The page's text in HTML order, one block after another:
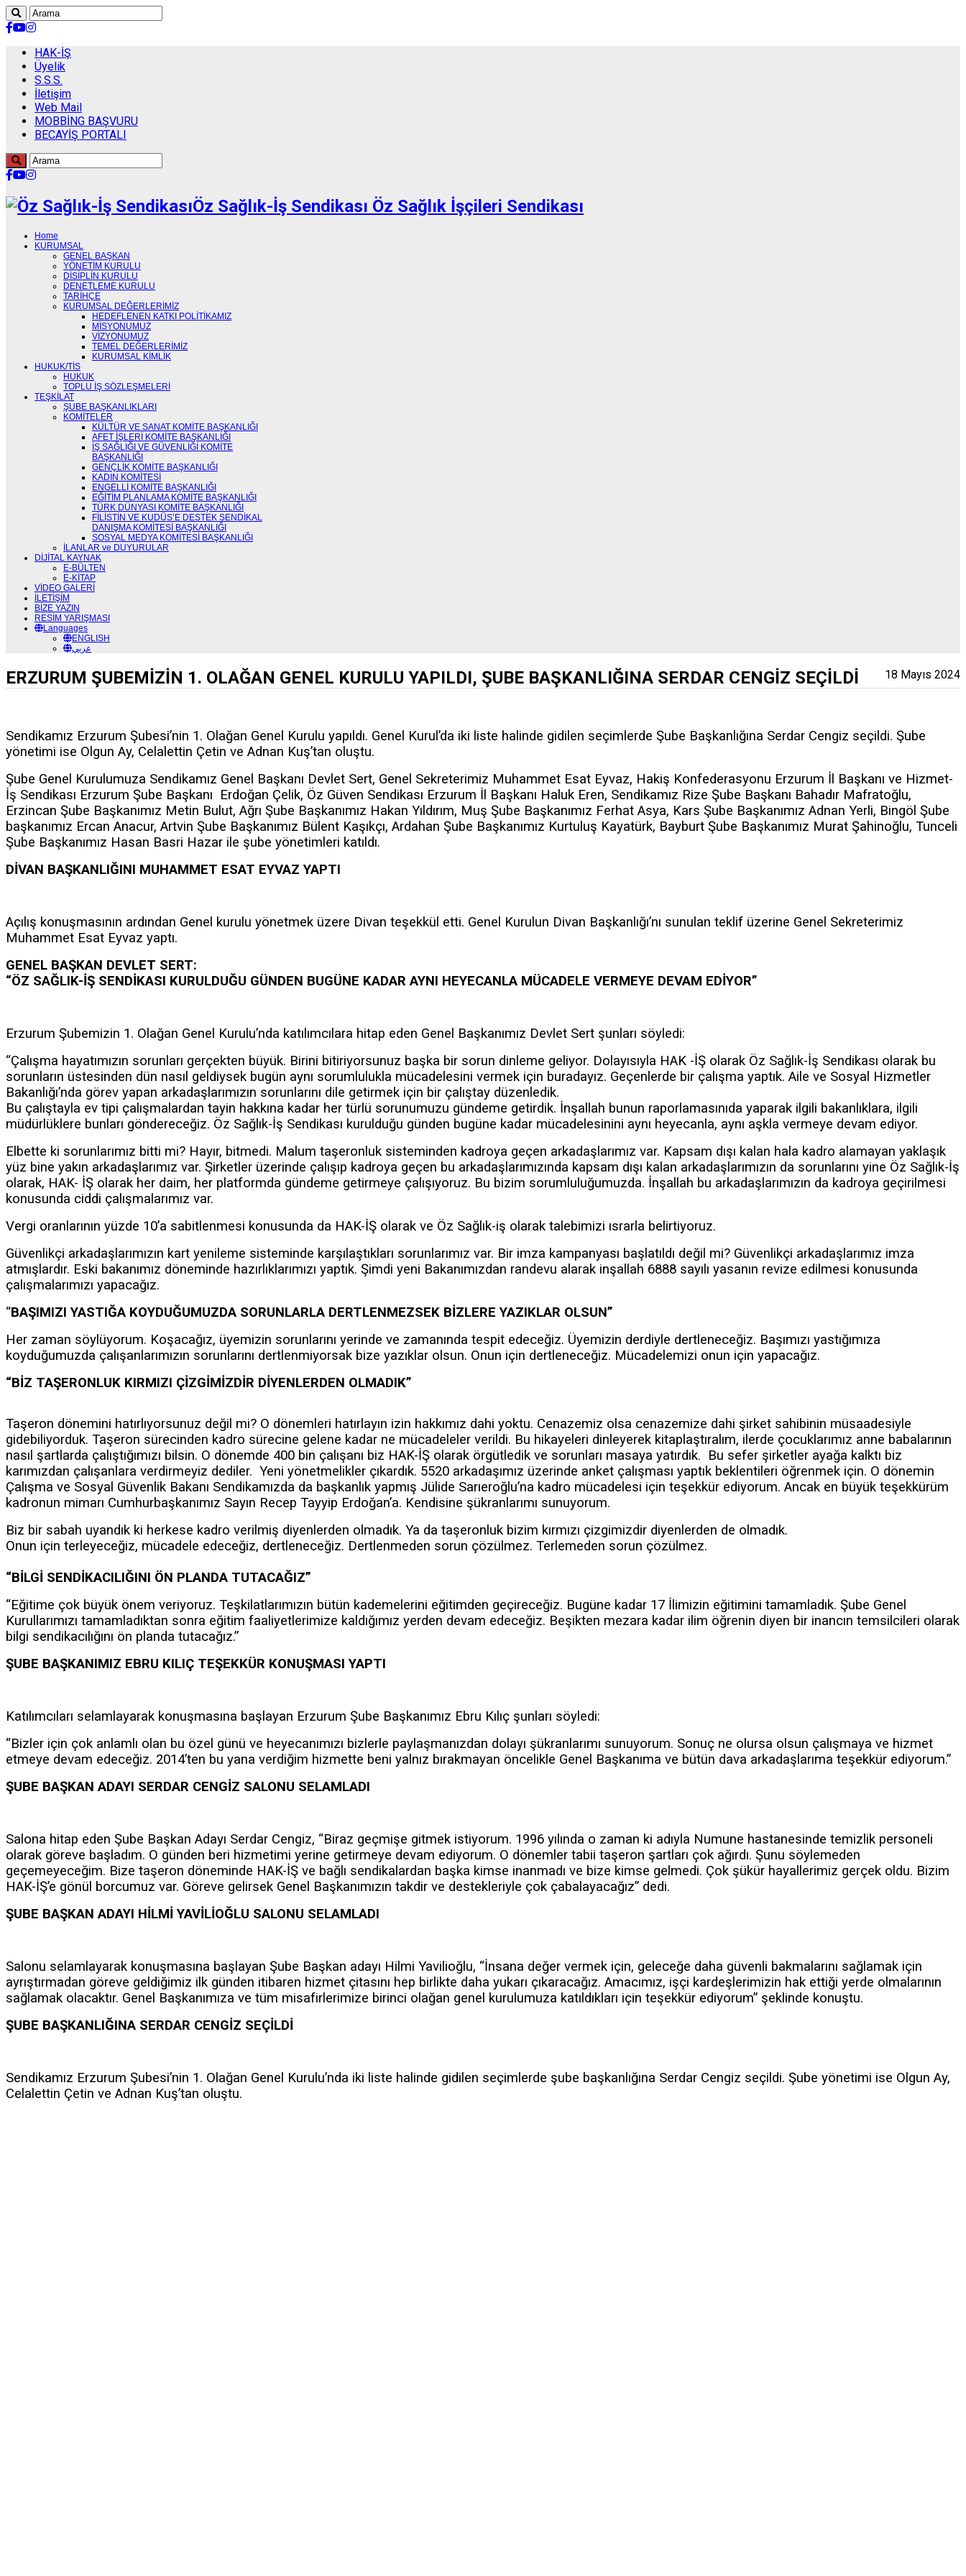
HAK-İŞ
Üyelik
S.S.S.
İletişim
Web Mail
MOBBİNG BAŞVURU
BECAYİŞ PORTALI
Öz Sağlık-İş Sendikası Öz Sağlık İşçileri Sendikası
Home
KURUMSAL
GENEL BAŞKAN
YÖNETİM KURULU
DİSİPLİN KURULU
DENETLEME KURULU
TARİHÇE
KURUMSAL DEĞERLERİMİZ
HEDEFLENEN KATKI POLİTİKAMIZ
MİSYONUMUZ
VİZYONUMUZ
TEMEL DEĞERLERİMİZ
KURUMSAL KİMLİK
HUKUK/TİS
HUKUK
TOPLU İŞ SÖZLEŞMELERİ
TEŞKİLAT
ŞUBE BAŞKANLIKLARI
KOMİTELER
KÜLTÜR VE SANAT KOMİTE BAŞKANLIĞI
AFET İŞLERİ KOMİTE BAŞKANLIĞI
İŞ SAĞLIĞI VE GÜVENLİĞİ KOMİTE
BAŞKANLIĞI
GENÇLİK KOMİTE BAŞKANLIĞI
KADIN KOMİTESİ
ENGELLİ KOMİTE BAŞKANLIĞI
EĞİTİM PLANLAMA KOMİTE BAŞKANLIĞI
TÜRK DÜNYASI KOMİTE BAŞKANLIĞI
FİLİSTİN VE KUDÜS’E DESTEK SENDİKAL
DANIŞMA KOMİTESİ BAŞKANLIĞI
SOSYAL MEDYA KOMİTESİ BAŞKANLIĞI
İLANLAR ve DUYURULAR
DİJİTAL KAYNAK
E-BÜLTEN
E-KİTAP
VİDEO GALERİ
İLETİŞİM
BİZE YAZIN
RESİM YARIŞMASI
Languages
ENGLISH
عربي
18 Mayıs 2024
ERZURUM ŞUBEMİZİN 1. OLAĞAN GENEL KURULU YAPILDI, ŞUBE BAŞKANLIĞINA SERDAR CENGİZ SEÇİLDİ
Sendikamız Erzurum Şubesi’nin 1. Olağan Genel Kurulu yapıldı. Genel Kurul’da iki liste halinde gidilen seçimlerde Şube Başkanlığına Serdar Cengiz seçildi. Şube
yönetimi ise Olgun Ay, Celalettin Çetin ve Adnan Kuş’tan oluştu.
Şube Genel Kurulumuza Sendikamız Genel Başkanı Devlet Sert, Genel Sekreterimiz Muhammet Esat Eyvaz, Hakiş Konfederasyonu Erzurum İl Başkanı ve Hizmet-
İş Sendikası Erzurum Şube Başkanı Erdoğan Çelik, Öz Güven Sendikası Erzurum İl Başkanı Haluk Eren, Sendikamız Rize Şube Başkanı Bahadır Mafratoğlu,
Erzincan Şube Başkanımız Metin Bulut, Ağrı Şube Başkanımız Hakan Yıldırım, Muş Şube Başkanımız Ferhat Asya, Kars Şube Başkanımız Adnan Yerli, Bingöl Şube
başkanımız Ercan Anacur, Artvin Şube Başkanımız Bülent Kaşıkçı, Ardahan Şube Başkanımız Kurtuluş Kayatürk, Bayburt Şube Başkanımız Murat Şahinoğlu, Tunceli
Şube Başkanımız Hasan Basri Hazar ile şube yönetimleri katıldı.
DİVAN BAŞKANLIĞINI MUHAMMET ESAT EYVAZ YAPTI
Açılış konuşmasının ardından Genel kurulu yönetmek üzere Divan teşekkül etti. Genel Kurulun Divan Başkanlığı’nı sunulan teklif üzerine Genel Sekreterimiz
Muhammet Esat Eyvaz yaptı.
GENEL BAŞKAN DEVLET SERT:
“ÖZ SAĞLIK-İŞ SENDİKASI KURULDUĞU GÜNDEN BUGÜNE KADAR AYNI HEYECANLA MÜCADELE VERMEYE DEVAM EDİYOR”
Erzurum Şubemizin 1. Olağan Genel Kurulu’nda katılımcılara hitap eden Genel Başkanımız Devlet Sert şunları söyledi:
“Çalışma hayatımızın sorunları gerçekten büyük. Birini bitiriyorsunuz başka bir sorun dinleme geliyor. Dolayısıyla HAK -İŞ olarak Öz Sağlık-İş Sendikası olarak bu
sorunların üstesinden dün nasıl geldiysek bugün aynı sorumlulukla mücadelesini vermek için buradayız. Geçenlerde bir çalışma yaptık. Aile ve Sosyal Hizmetler
Bakanlığı’nda görev yapan arkadaşlarımızın sorunlarını dile getirmek için bir çalıştay düzenledik.
Bu çalıştayla ev tipi çalışmalardan tayin hakkına kadar her türlü sorunumuzu gündeme getirdik. İnşallah bunun raporlamasınıda yaparak ilgili bakanlıklara, ilgili
müdürlüklere bunları göndereceğiz. Öz Sağlık-İş Sendikası kurulduğu günden bugüne kadar mücadelesinini aynı heyecanla, aynı aşkla vermeye devam ediyor.
Elbette ki sorunlarımız bitti mi? Hayır, bitmedi. Malum taşeronluk sisteminden kadroya geçen arkadaşlarımız var. Kapsam dışı kalan hala kadro alamayan yaklaşık
yüz bine yakın arkadaşlarımız var. Şirketler üzerinde çalışıp kadroya geçen bu arkadaşlarımızında kapsam dışı kalan arkadaşlarımızın da sorunlarını yine Öz Sağlık-İş
olarak, HAK- İŞ olarak her daim, her platformda gündeme getirmeye çalışıyoruz. Bu bizim sorumluluğumuzda. İnşallah bu arkadaşlarımızın da kadroya geçirilmesi
konusunda ciddi çalışmalarımız var.
Vergi oranlarının yüzde 10’a sabitlenmesi konusunda da HAK-İŞ olarak ve Öz Sağlık-iş olarak talebimizi ısrarla belirtiyoruz.
Güvenlikçi arkadaşlarımızın kart yenileme sisteminde karşılaştıkları sorunlarımız var. Bir imza kampanyası başlatıldı değil mi? Güvenlikçi arkadaşlarımız imza
atmışlardır. Eski bakanımız döneminde hazırlıklarımızı yaptık. Şimdi yeni Bakanımızdan randevu alarak inşallah 6888 sayılı yasanın revize edilmesi konusunda
çalışmalarımızı yapacağız.
“BAŞIMIZI YASTIĞA KOYDUĞUMUZDA SORUNLARLA DERTLENMEZSEK BİZLERE YAZIKLAR OLSUN”
Her zaman söylüyorum. Koşacağız, üyemizin sorunlarını yerinde ve zamanında tespit edeceğiz. Üyemizin derdiyle dertleneceğiz. Başımızı yastığımıza
koyduğumuzda çalışanlarımızın sorunlarını dertlenmiyorsak bize yazıklar olsun. Onun için dertleneceğiz. Mücadelemizi onun için yapacağız.
“BİZ TAŞERONLUK KIRMIZI ÇİZGİMİZDİR DİYENLERDEN OLMADIK”
Taşeron dönemini hatırlıyorsunuz değil mi? O dönemleri hatırlayın izin hakkımız dahi yoktu. Cenazemiz olsa cenazemize dahi şirket sahibinin müsaadesiyle
gidebiliyorduk. Taşeron sürecinden kadro sürecine gelene kadar ne mücadeleler verildi. Bu hikayeleri dinleyerek kitaplaştıralım, ilerde çocuklarımız anne babalarının
nasıl şartlarda çalıştığımızı bilsin. O dönemde 400 bin çalışanı biz HAK-İŞ olarak örgütledik ve sorunları masaya yatırdık. Bu sefer şirketler ayağa kalktı biz
karımızdan çalışanlara verdirmeyiz dediler. Yeni yönetmelikler çıkardık. 5520 arkadaşımız üzerinde anket çalışması yaptık beklentileri öğrenmek için. O dönemin
Çalışma ve Sosyal Güvenlik Bakanı Sendikamızda da başkanlık yapmış Jülide Sarıeroğlu’na kadro mücadelesi için teşekkür ediyorum. Ancak en büyük teşekkürüm
kadronun mimarı Cumhurbaşkanımız Sayın Recep Tayyip Erdoğan’a. Kendisine şükranlarımı sunuyorum.
Biz bir sabah uyandık ki herkese kadro verilmiş diyenlerden olmadık. Ya da taşeronluk bizim kırmızı çizgimizdir diyenlerden de olmadık.
Onun için terleyeceğiz, mücadele edeceğiz, dertleneceğiz. Dertlenmeden sorun çözülmez. Terlemeden sorun çözülmez.
“BİLGİ SENDİKACILIĞINI ÖN PLANDA TUTACAĞIZ”
“Eğitime çok büyük önem veriyoruz. Teşkilatlarımızın bütün kademelerini eğitimden geçireceğiz. Bugüne kadar 17 İlimizin eğitimini tamamladık. Şube Genel
Kurullarımızı tamamladıktan sonra eğitim faaliyetlerimize kaldığımız yerden devam edeceğiz. Beşikten mezara kadar ilim öğrenin diyen bir inancın temsilcileri olarak
bilgi sendikacılığını ön planda tutacağız.”
ŞUBE BAŞKANIMIZ EBRU KILIÇ TEŞEKKÜR KONUŞMASI YAPTI
Katılımcıları selamlayarak konuşmasına başlayan Erzurum Şube Başkanımız Ebru Kılıç şunları söyledi:
“Bizler için çok anlamlı olan bu özel günü ve heyecanımızı bizlerle paylaşmanızdan dolayı şükranlarımı sunuyorum. Sonuç ne olursa olsun çalışmaya ve hizmet
etmeye devam edeceğiz. 2014’ten bu yana verdiğim hizmette beni yalnız bırakmayan öncelikle Genel Başkanıma ve bütün dava arkadaşlarıma teşekkür ediyorum.”
ŞUBE BAŞKAN ADAYI SERDAR CENGİZ SALONU SELAMLADI
Salona hitap eden Şube Başkan Adayı Serdar Cengiz, “Biraz geçmişe gitmek istiyorum. 1996 yılında o zaman ki adıyla Numune hastanesinde temizlik personeli
olarak göreve başladım. O günden beri hizmetimi yerine getirmeye devam ediyorum. O dönemler tabii taşeron şartları çok ağırdı. Şunu söylemeden
geçemeyeceğim. Bize taşeron döneminde HAK-İŞ ve bağlı sendikalardan başka kimse inanmadı ve bize kimse gelmedi. Çok şükür hayallerimiz gerçek oldu. Bizim
HAK-İŞ’e gönül borcumuz var. Göreve gelirsek Genel Başkanımızın takdir ve destekleriyle çok çabalayacağız” dedi.
ŞUBE BAŞKAN ADAYI HİLMİ YAVİLİOĞLU SALONU SELAMLADI
Salonu selamlayarak konuşmasına başlayan Şube Başkan adayı Hilmi Yavilioğlu, “İnsana değer vermek için, geleceğe daha güvenli bakmalarını sağlamak için
ayrıştırmadan göreve geldiğimiz ilk günden itibaren hizmet çitasını hep birlikte daha yukarı çıkaracağız. Amacımız, işçi kardeşlerimizin hak ettiği yerde olmalarının
sağlamak olacaktır. Genel Başkanımıza ve tüm misafirlerimize birinci olağan genel kurulumuza katıldıkları için teşekkür ediyorum” şeklinde konuştu.
ŞUBE BAŞKANLIĞINA SERDAR CENGİZ SEÇİLDİ
Sendikamız Erzurum Şubesi’nin 1. Olağan Genel Kurulu’nda iki liste halinde gidilen seçimlerde şube başkanlığına Serdar Cengiz seçildi. Şube yönetimi ise Olgun Ay,
Celalettin Çetin ve Adnan Kuş’tan oluştu.